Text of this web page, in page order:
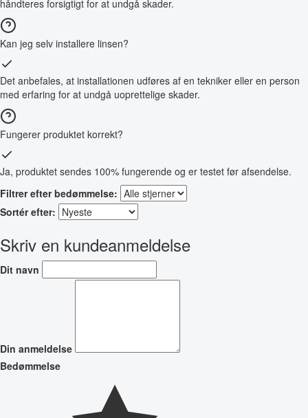
håndteres forsigtigt for at undgå skader.
Kan jeg selv installere linsen?
Det anbefales, at installationen udføres af en tekniker eller en person
med erfaring for at undgå uoprettelige skader.
Fungerer produktet korrekt?
Ja, produktet sendes 100% fungerende og er testet før afsendelse.
Filtrer efter bedømmelse:
Sortér efter:
Skriv en kundeanmeldelse
Dit navn
Din anmeldelse
Bedømmelse